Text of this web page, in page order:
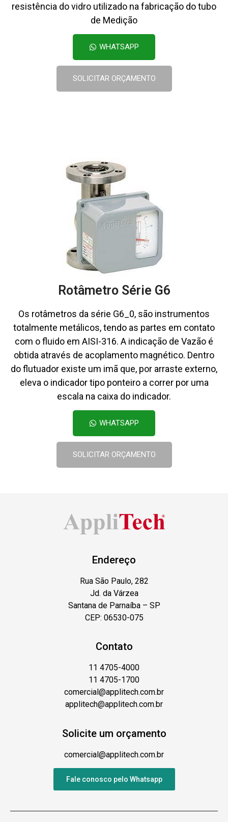
resistência do vidro utilizado na fabricação do tubo
de Medição
WHATSAPP
SOLICITAR ORÇAMENTO
Rotâmetro Série G6
Os rotâmetros da série G6_0, são instrumentos
totalmente metálicos, tendo as partes em contato
com o fluido em AISI-316. A indicação de Vazão é
obtida através de acoplamento magnético. Dentro
do flutuador existe um imã que, por arraste externo,
eleva o indicador tipo ponteiro a correr por uma
escala na caixa do indicador.
WHATSAPP
SOLICITAR ORÇAMENTO
Endereço
Rua São Paulo, 282
Jd. da Várzea
Santana de Parnaíba – SP
CEP: 06530-075
Contato
11 4705-4000
11 4705-1700
comercial@applitech.com.br
applitech@applitech.com.br
Solicite um orçamento
comercial@applitech.com.br
Fale conosco pelo Whatsapp